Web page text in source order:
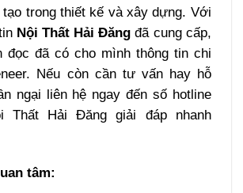
trong thiết kế và xây dựng. Với
Nội Thất Hải Đăng đã cung cấp,
đọc đã có cho mình thông tin chi
Nếu còn cần tư vấn hay hỗ
ngại liên hệ ngay đến số hotline
Thất Hải Đăng giải đáp nhanh
tâm: